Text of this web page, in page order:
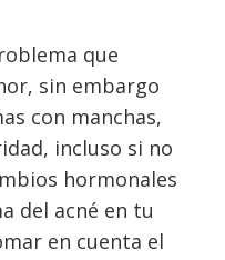
que
sin embargo
con manchas,
incluso si no
hormonales
del acné en tu
en cuenta el